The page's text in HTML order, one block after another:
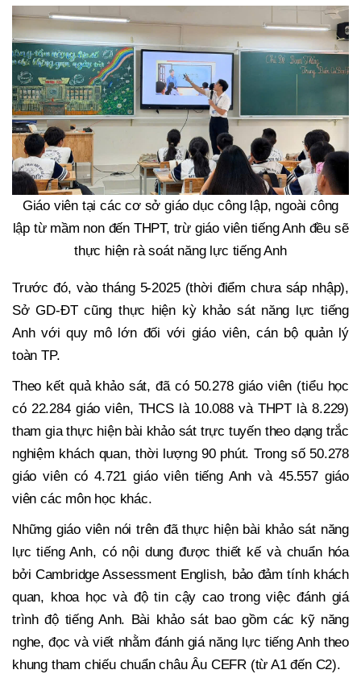
Giáo viên tại các cơ sở giáo dục công lập, ngoài công
lập từ mầm non đến THPT, trừ giáo viên tiếng Anh đều sẽ
thực hiện rà soát năng lực tiếng Anh
Trước đó, vào tháng 5-2025 (thời điểm chưa sáp nhập),
Sở GD-ĐT cũng thực hiện kỳ khảo sát năng lực tiếng
Anh với quy mô lớn đối với giáo viên, cán bộ quản lý
toàn TP.
Theo kết quả khảo sát, đã có 50.278 giáo viên (tiểu học
có 22.284 giáo viên, THCS là 10.088 và THPT là 8.229)
tham gia thực hiện bài khảo sát trực tuyến theo dạng trắc
nghiệm khách quan, thời lượng 90 phút. Trong số 50.278
giáo viên có 4.721 giáo viên tiếng Anh và 45.557 giáo
viên các môn học khác.
Những giáo viên nói trên đã thực hiện bài khảo sát năng
lực tiếng Anh, có nội dung được thiết kế và chuẩn hóa
bởi Cambridge Assessment English, bảo đảm tính khách
quan, khoa học và độ tin cậy cao trong việc đánh giá
trình độ tiếng Anh. Bài khảo sát bao gồm các kỹ năng
nghe, đọc và viết nhằm đánh giá năng lực tiếng Anh theo
khung tham chiếu chuẩn châu Âu CEFR (từ A1 đến C2).